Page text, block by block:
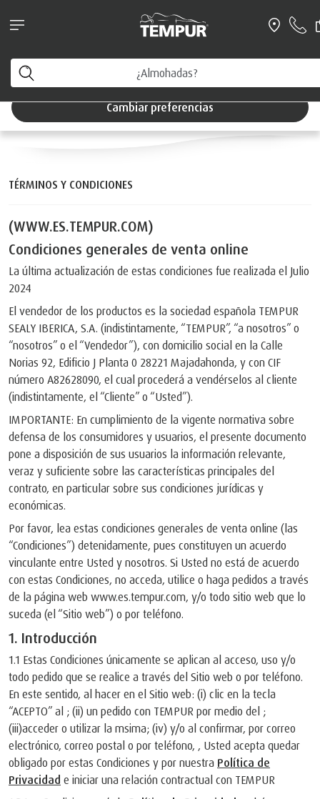
nuestras tiendas para cualquier tipo de consulta
Está viendo el sitio de España. Puede cambiar sus
preferencias en cualquier momento
Cambiar preferencias
TÉRMINOS Y
CONDICIONES
TÉRMINOS Y CONDICIONES
(WWW.ES.TEMPUR.COM)
Condiciones generales de venta online
La última actualización de estas condiciones fue realizada el Julio
2024
El vendedor de los productos es la sociedad española TEMPUR
SEALY IBERICA, S.A. (indistintamente, “TEMPUR”, “a nosotros” o
“nosotros” o el “Vendedor”), con domicilio social en la Calle
Norias 92, Edificio J Planta 0 28221 Majadahonda, y con CIF
número A82628090, el cual procederá a vendérselos al cliente
(indistintamente, el “Cliente” o “Usted”).
IMPORTANTE: En cumplimiento de la vigente normativa sobre
defensa de los consumidores y usuarios, el presente documento
pone a disposición de sus usuarios la información relevante,
veraz y suficiente sobre las características principales del
contrato, en particular sobre sus condiciones jurídicas y
económicas.
Por favor, lea estas condiciones generales de venta online (las
“Condiciones”) detenidamente, pues constituyen un acuerdo
vinculante entre Usted y nosotros. Si Usted no está de acuerdo
con estas Condiciones, no acceda, utilice o haga pedidos a través
de la página web www.es.tempur.com, y/o todo sitio web que lo
suceda (el “Sitio web”) o por teléfono.
1. Introducción
1.1 Estas Condiciones únicamente se aplican al acceso, uso y/o
todo pedido que se realice a través del Sitio web o por teléfono.
En este sentido, al hacer en el Sitio web: (i) clic en la tecla
“ACEPTO” al ; (ii) un pedido con TEMPUR por medio del ;
(iii)acceder o utilizar la msima; (iv) y/o al confirmar, por correo
electrónico, correo postal o por teléfono, , Usted acepta quedar
obligado por estas Condiciones y por nuestra Política de
Privacidad e iniciar una relación contractual con TEMPUR